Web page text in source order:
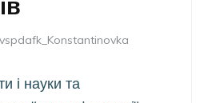
vspdafk_Konstantinovka
і науки та